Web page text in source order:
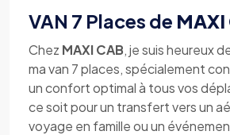
VAN 7 Places de MAXI
Chez MAXI CAB, je suis heureux
ma van 7 places, spécialement
un confort optimal à tous vos
ce soit pour un transfert vers un
voyage en famille ou un